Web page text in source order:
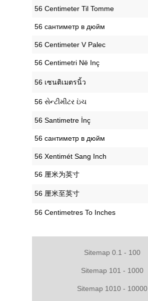
‎56 Centimeter Til Tomme
‎56 сантиметр в дюйм
‎56 Centimeter V Palec
‎56 Centimetri Në Inç
‎56 เซนติเมตรนิ้ว
‎56 સેન્ટીમીટર ઇંચ
‎56 Santimetre İnç
‎56 сантиметр в дюйм
‎56 Xentimét Sang Inch
‎56 厘米为英寸
‎56 厘米至英寸
‎56 Centimetres To Inches
Sitemap 0.1 - 100
Sitemap 101 - 1000
Sitemap 1010 - 10000